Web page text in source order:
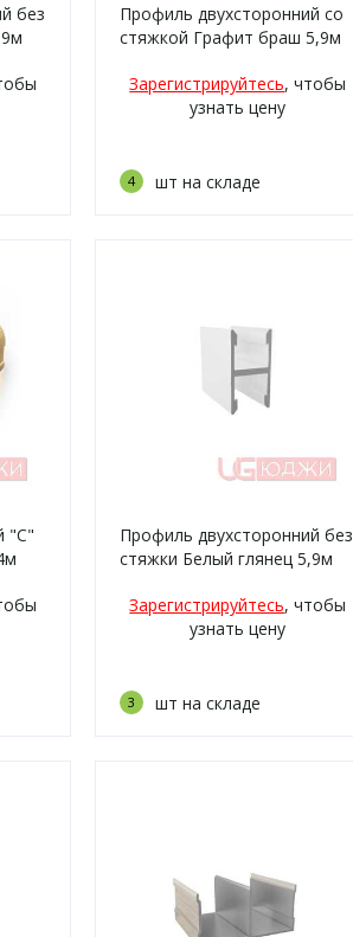
без
Профиль двухсторонний со
стяжкой Графит браш 5,9м
Зарегистрируйтесь, чтобы
узнать цену
4 шт на складе
"C"
Профиль двухсторонний без
стяжки Белый глянец 5,9м
Зарегистрируйтесь, чтобы
узнать цену
3 шт на складе